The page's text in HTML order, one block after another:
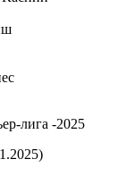
лига -2025